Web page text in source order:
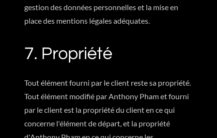
gestion des données personnelles et la mise en
place des mentions légales adéquates.
7. Propriété
Tout élément fourni par le client reste sa propriété.
Tout élément modifié par Anthony Pham et fourni
par le client est la propriété du client en ce qui
concerne l'élément de départ, et la propriété